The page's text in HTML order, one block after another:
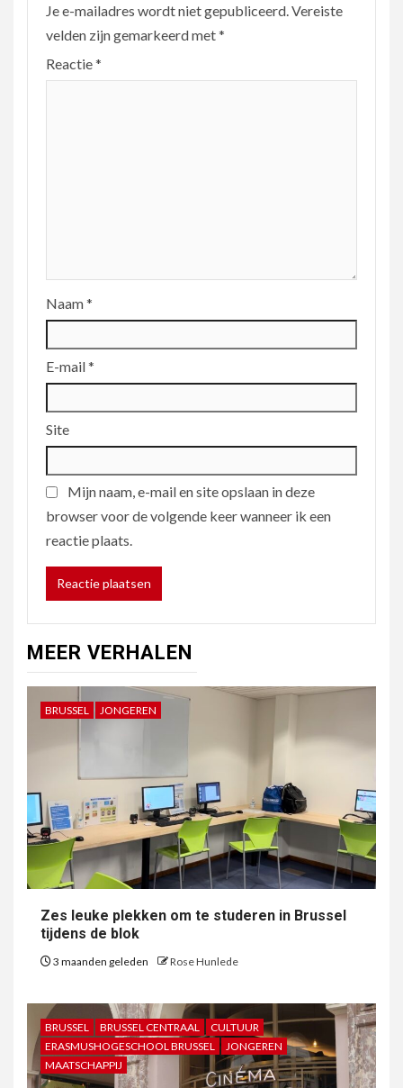
Je e-mailadres wordt niet gepubliceerd.Vereiste
velden zijn gemarkeerd met*
Reactie*
Naam*
E-mail*
Site
Mijn naam, e-mail en site opslaan in deze
browser voor de volgende keer wanneer ik een
reactie plaats.
MEER VERHALEN
BRUSSEL JONGEREN
Zes leuke plekken om te studeren in Brussel
tijdens de blok
3 maanden geleden Rose Hunlede
BRUSSEL BRUSSEL CENTRAAL
CULTUUR
ERASMUSHOGESCHOOL BRUSSEL
JONGEREN
MAATSCHAPPIJ